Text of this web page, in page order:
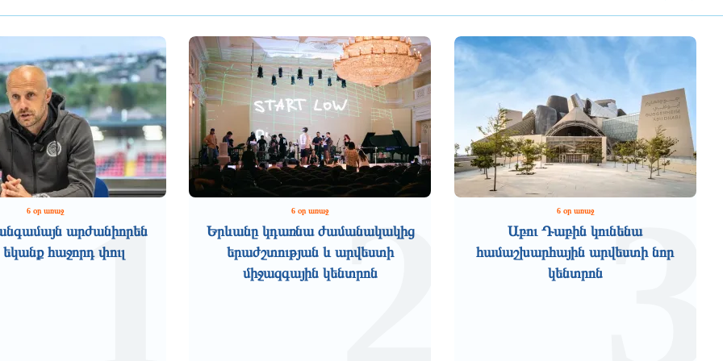
6 օր առաջ
արժանիորեն
եկանք հաջորդ փուլ
1 6 օր առաջ
Երևանը կդառնա ժամանակակից
երաժշտության և արվեստի
միջազգային կենտրոն2 6 օր առաջ
Աբու Դաբին կունենա
համաշխարհային արվեստի նոր
կենտրոն3